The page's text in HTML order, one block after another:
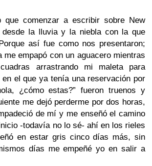
comenzar a escribir sobre New
desde la lluvia y la niebla con la que
así fue como nos presentaron;
empapó con un aguacero mientras
arrastrando mi maleta para
el que ya tenía una reservación por
¿cómo estas?” fueron truenos y
me dejó perderme por dos horas,
de mí y me enseñó el camino
-todavía no lo sé- ahí en los rieles
en estar gris cinco días más, sin
días me empeñé yo en salir a